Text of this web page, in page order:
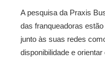
A pesquisa da Praxis
das franqueadoras
junto às suas redes
disponibilidade e